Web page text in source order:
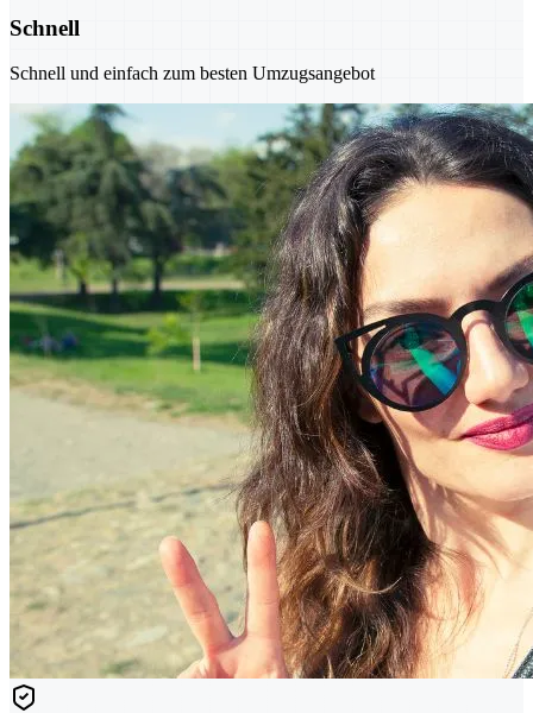
Schnell
Schnell und einfach zum besten Umzugsangebot